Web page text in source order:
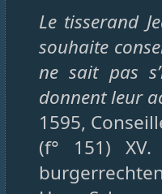
Le tisserand
souhaite
ne sait pas
donnent leur
1595,
(f° 151)